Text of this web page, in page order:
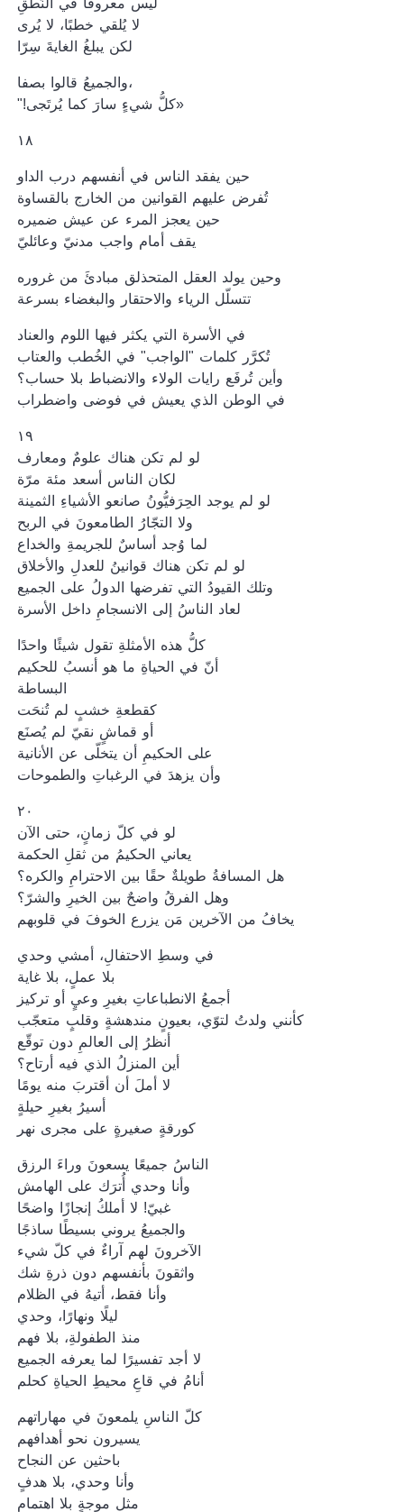
ليس معروفًا في النُطقِ
لا يُلقي خطبًا، لا يُرى
لكن يبلغُ الغايةَ سِرّا
والجميعُ قالوا بصفا،
"!كلُّ شيءٍ سارَ كما يُرتَجى»
١٨
حين يفقد الناس في أنفسهم درب الداو
تُفرض عليهم القوانين من الخارج بالقساوة
حين يعجز المرء عن عيش ضميره
يقف أمام واجب مدنيّ وعائليّ
وحين يولد العقل المتحذلق مبادئَ من غروره
تتسلّل الرياء والاحتقار والبغضاء بسرعة
في الأسرة التي يكثر فيها اللوم والعناد
تُكرَّر كلمات "الواجب" في الخُطب والعتاب
وأين تُرفَع رايات الولاء والانضباط بلا حساب؟
في الوطن الذي يعيش في فوضى واضطراب
١٩
لو لم تكن هناك علومٌ ومعارف
لكان الناس أسعد مئة مرّة
لو لم يوجد الحِرَفيُّونُ صانعو الأشياءِ الثمينة
ولا التجّارُ الطامعونَ في الربح
لما وُجد أساسٌ للجريمةِ والخداع
لو لم تكن هناك قوانينُ للعدلِ والأخلاق
وتلك القيودُ التي تفرضها الدولُ على الجميع
لعاد الناسُ إلى الانسجامِ داخل الأسرة
كلُّ هذه الأمثلةِ تقول شيئًا واحدًا
أنّ في الحياةِ ما هو أنسبُ للحكيم
البساطة
كقطعةِ خشبٍ لم تُنحَت
أو قماشٍ نقيّ لم يُصنَع
على الحكيمِ أن يتخلّى عن الأنانية
وأن يزهدَ في الرغباتِ والطموحات
٢٠
لو في كلّ زمانٍ، حتى الآن
يعاني الحكيمُ من ثقلِ الحكمة
هل المسافةُ طويلةٌ حقًا بين الاحترامِ والكره؟
وهل الفرقُ واضحٌ بين الخيرِ والشرّ؟
يخافُ من الآخرين مَن يزرع الخوفَ في قلوبهم
في وسطِ الاحتفالِ، أمشي وحدي
بلا عملٍ، بلا غاية
أجمعُ الانطباعاتِ بغيرِ وعيٍ أو تركيز
كأنني ولدتُ لتوّي، بعيونٍ مندهشةٍ وقلبٍ متعجّب
أنظرُ إلى العالمِ دون توقّع
أين المنزلُ الذي فيه أرتاح؟
لا أملَ أن أقتربَ منه يومًا
أسيرُ بغيرِ حيلةٍ
كورقةٍ صغيرةٍ على مجرى نهر
الناسُ جميعًا يسعونَ وراءَ الرزق
وأنا وحدي أُترَك على الهامش
غبيّ! لا أملكُ إنجازًا واضحًا
والجميعُ يروني بسيطًا ساذجًا
الآخرونَ لهم آراءٌ في كلّ شيء
واثقونَ بأنفسهم دون ذرةِ شك
وأنا فقط، أتيهُ في الظلام
ليلًا ونهارًا، وحدي
منذ الطفولةِ، بلا فهم
لا أجد تفسيرًا لما يعرفه الجميع
أنامُ في قاعِ محيطِ الحياةِ كحلم
كلّ الناسِ يلمعونَ في مهاراتهم
يسيرون نحو أهدافهم
باحثين عن النجاح
وأنا وحدي، بلا هدفٍ
مثل موجةٍ بلا اهتمام